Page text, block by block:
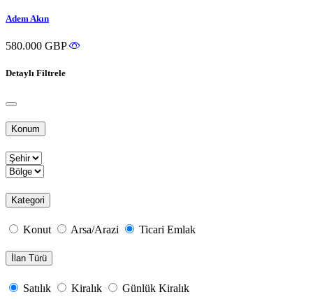
Adem Akın
580.000 GBP
Detaylı Filtrele
Konum
Kategori
Konut Arsa/Arazi Ticari Emlak
İlan Türü
Satılık Kiralık Günlük Kiralık